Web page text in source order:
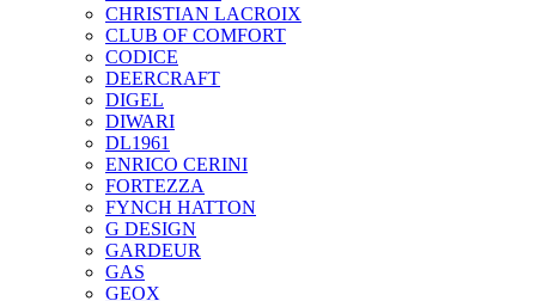
CHRISTIAN LACROIX
CLUB OF COMFORT
CODICE
DEERCRAFT
DIGEL
DIWARI
DL1961
ENRICO CERINI
FORTEZZA
FYNCH HATTON
G DESIGN
GARDEUR
GAS
GEOX